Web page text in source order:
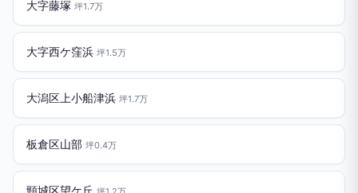
大字藤塚 坪1.7万
大字西ケ窪浜 坪1.5万
大潟区上小船津浜 坪1.7万
板倉区山部 坪0.4万
頸城区望ケ丘